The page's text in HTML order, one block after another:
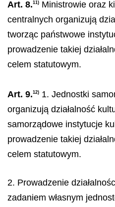
Art. 8.11) Ministrowie oraz
centralnych organizują
tworząc państwowe
prowadzenie takiej
celem statutowym.
Art. 9.12) 1. Jednostki
organizują działalność
samorządowe instytucje
prowadzenie takiej
celem statutowym.
2. Prowadzenie
zadaniem własnym